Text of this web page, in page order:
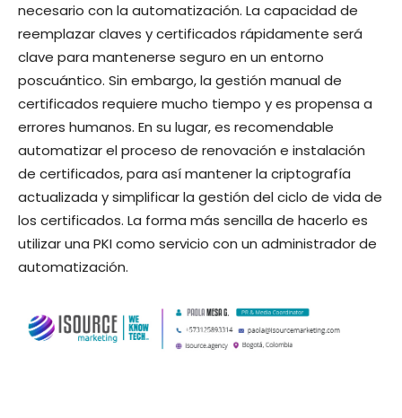
necesario con la automatización. La capacidad de
reemplazar claves y certificados rápidamente será
clave para mantenerse seguro en un entorno
poscuántico. Sin embargo, la gestión manual de
certificados requiere mucho tiempo y es propensa a
errores humanos. En su lugar, es recomendable
automatizar el proceso de renovación e instalación
de certificados, para así mantener la criptografía
actualizada y simplificar la gestión del ciclo de vida de
los certificados. La forma más sencilla de hacerlo es
utilizar una PKI como servicio con un administrador de
automatización.